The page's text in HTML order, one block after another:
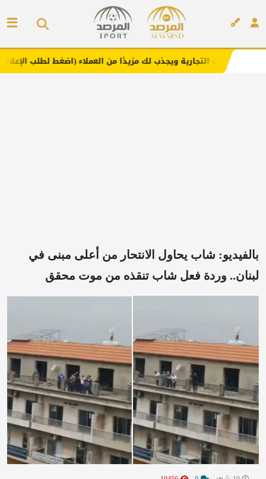
ويجذب لك مزيدًا من العملاء (اضغط لطلب الإعلان)
بالفيديو: شاب يحاول الانتحار من أعلى مبنى في
لبنان.. وردة فعل شاب تنقذه من موت محقق